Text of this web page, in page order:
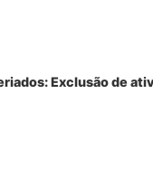
Exclusão de